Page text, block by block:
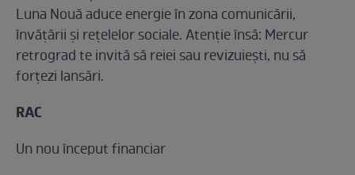
Luna Nouă aduce energie în zona comunicării,
învățării și rețelelor sociale. Atenție însă: Mercur
retrograd te invită să reiei sau revizuiești, nu să
forțezi lansări.
RAC
Un nou început financiar